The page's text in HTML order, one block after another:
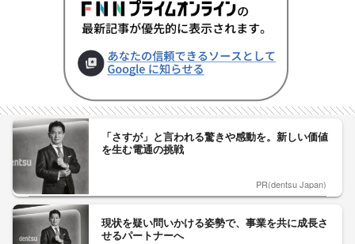
「さすが」と言われる驚きや感動を。新しい価値
を生む電通の挑戦
PR(dentsu Japan)
現状を疑い問いかける姿勢で、事業を共に成長さ
せるパートナーへ